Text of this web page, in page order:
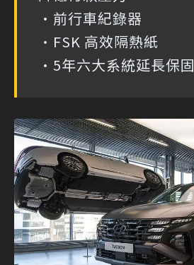
•前行車紀錄器
•FSK 高效隔熱紙
•5年六大系統延長保固